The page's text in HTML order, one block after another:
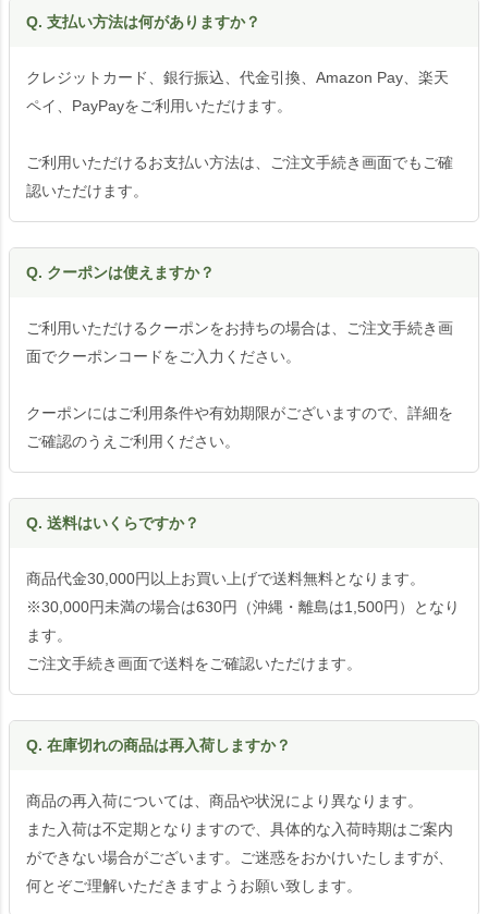
Q. 支払い方法は何がありますか？
クレジットカード、銀行振込、代金引換、Amazon Pay、楽天
ペイ、PayPayをご利用いただけます。
ご利用いただけるお支払い方法は、ご注文手続き画面でもご確
認いただけます。
Q. クーポンは使えますか？
ご利用いただけるクーポンをお持ちの場合は、ご注文手続き画
面でクーポンコードをご入力ください。
クーポンにはご利用条件や有効期限がございますので、詳細を
ご確認のうえご利用ください。
Q. 送料はいくらですか？
商品代金30,000円以上お買い上げで送料無料となります。
※30,000円未満の場合は630円（沖縄・離島は1,500円）となり
ます。
ご注文手続き画面で送料をご確認いただけます。
Q. 在庫切れの商品は再入荷しますか？
商品の再入荷については、商品や状況により異なります。
また入荷は不定期となりますので、具体的な入荷時期はご案内
ができない場合がございます。ご迷惑をおかけいたしますが、
何とぞご理解いただきますようお願い致します。